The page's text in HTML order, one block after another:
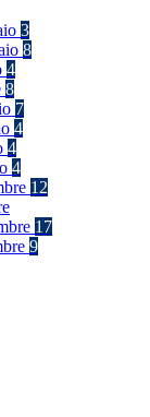
3
8
4
8
7
4
4
4
12
17
9